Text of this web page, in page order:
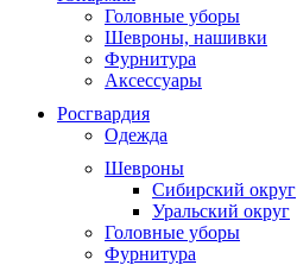
Головные уборы
Шевроны, нашивки
Фурнитура
Аксессуары
Росгвардия
Одежда
Шевроны
Сибирский округ
Уральский округ
Головные уборы
Фурнитура